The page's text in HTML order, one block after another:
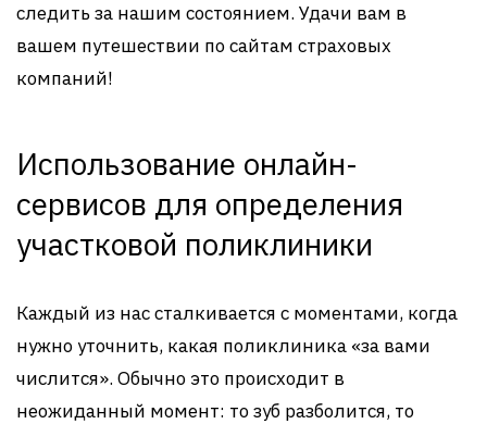
следить за нашим состоянием. Удачи вам в
вашем путешествии по сайтам страховых
компаний!
Использование онлайн-
сервисов для определения
участковой поликлиники
Каждый из нас сталкивается с моментами, когда
нужно уточнить, какая поликлиника «за вами
числится». Обычно это происходит в
неожиданный момент: то зуб разболится, то